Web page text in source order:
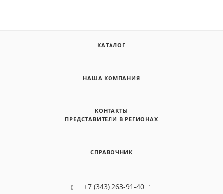
КАТАЛОГ
НАША КОМПАНИЯ
КОНТАКТЫ
ПРЕДСТАВИТЕЛИ В РЕГИОНАХ
СПРАВОЧНИК
+7 (343) 263-91-40